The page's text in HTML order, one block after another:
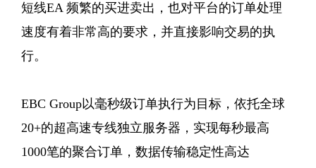
短线EA 频繁的买进卖出，也对平台的订单处理
速度有着非常高的要求，并直接影响交易的执
行。
EBC Group以毫秒级订单执行为目标，依托全球
20+的超高速专线独立服务器，实现每秒最高
1000笔的聚合订单，数据传输稳定性高达